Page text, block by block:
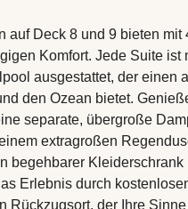
auf Deck 8 und 9 bieten mit
Komfort. Jede Suite ist
ausgestattet, der einen
den Ozean bietet.
separate, übergroße
extragroßen
begehbarer
Erlebnis durch
Rückzugsort, der Ihre